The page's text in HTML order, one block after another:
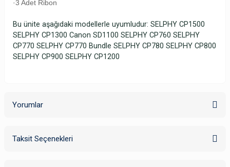
·3 Adet Ribon
Bu ünite aşağıdaki modellerle uyumludur: SELPHY CP1500
SELPHY CP1300 Canon SD1100 SELPHY CP760 SELPHY
CP770 SELPHY CP770 Bundle SELPHY CP780 SELPHY CP800
SELPHY CP900 SELPHY CP1200
Yorumlar
Taksit Seçenekleri